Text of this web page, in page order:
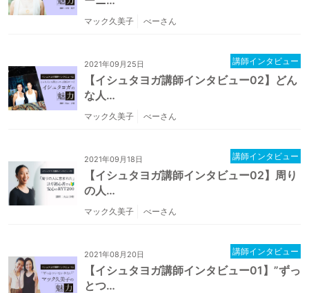
マック久美子 べーさん
2021年09月25日
【イシュタヨガ講師インタビュー02】どん
な人…
マック久美子 べーさん
講師インタビュー
2021年09月18日
【イシュタヨガ講師インタビュー02】周り
の人…
マック久美子 べーさん
講師インタビュー
2021年08月20日
【イシュタヨガ講師インタビュー01】”ずっ
とつ…
講師インタビュー